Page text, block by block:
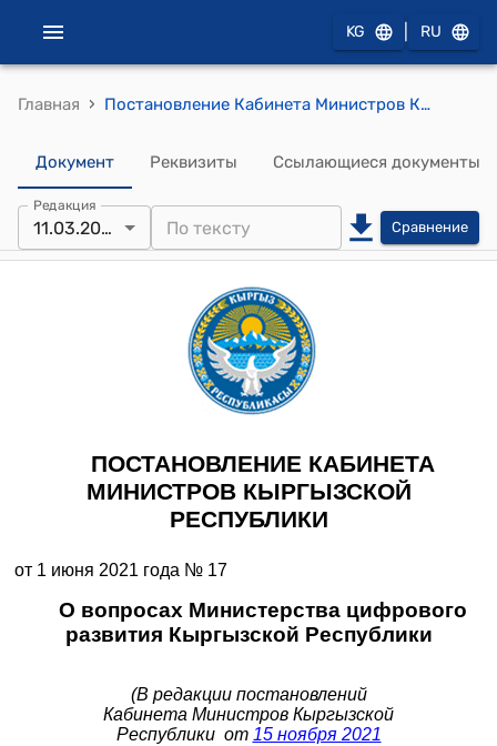
KG RU
Главная › Постановление Кабинета Министров Кыргызской Республики от 1 июня 2021 года № 17 "О вопросах Министерства цифрового развития Кыргызской Республики"
Документ Реквизиты Ссылающиеся документы
Редакция
11.03.2026 Сравнение